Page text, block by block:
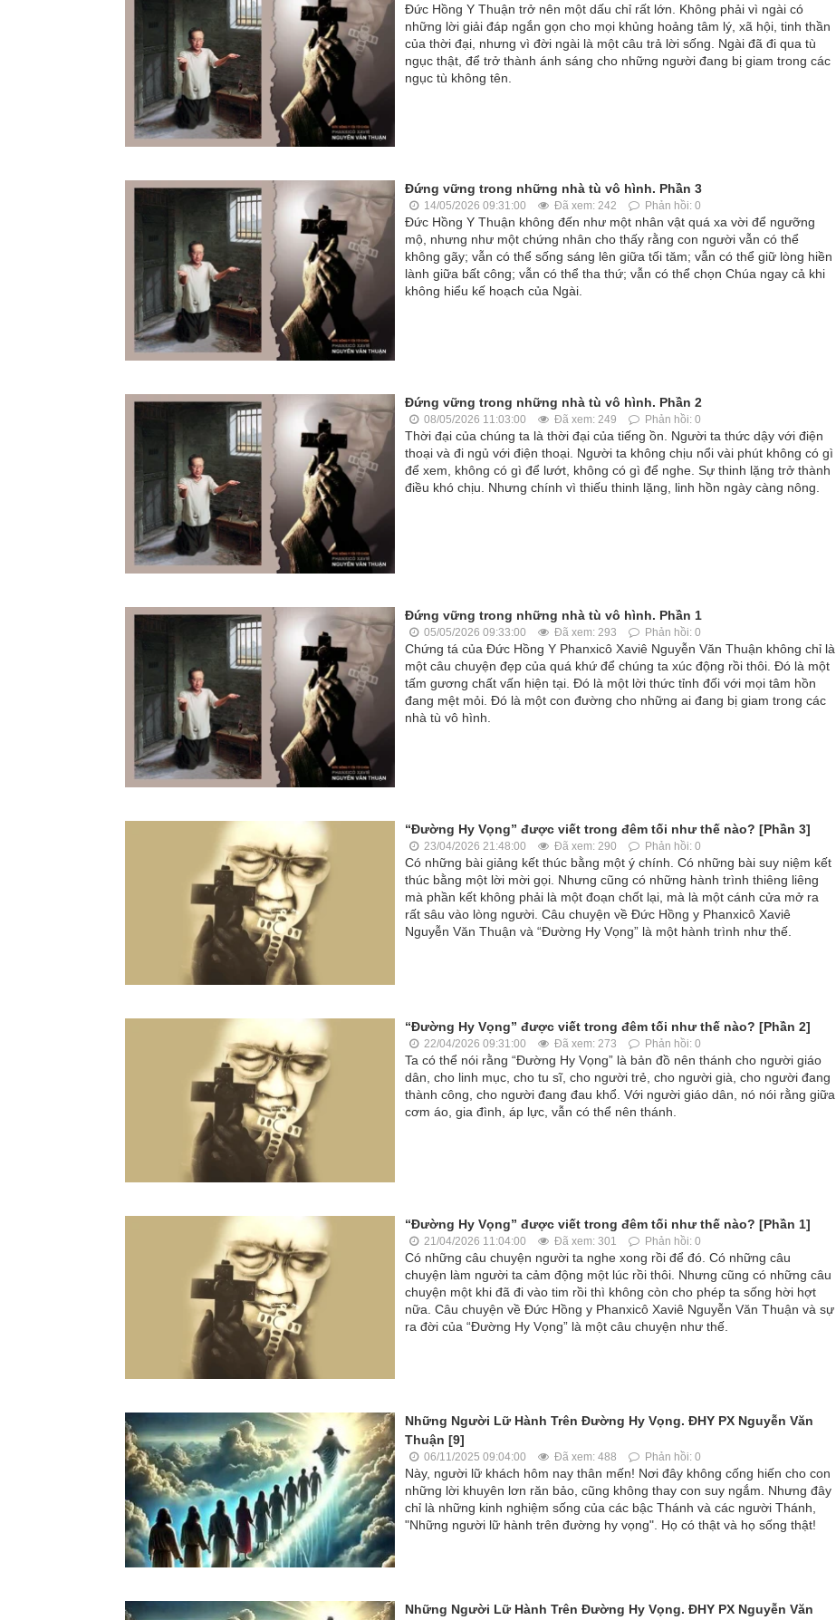
Đức Hồng Y Thuận trở nên một dấu chỉ rất lớn. Không phải vì ngài có
những lời giải đáp ngắn gọn cho mọi khủng hoảng tâm lý, xã hội, tinh thần
của thời đại, nhưng vì đời ngài là một câu trả lời sống. Ngài đã đi qua tù
ngục thật, để trở thành ánh sáng cho những người đang bị giam trong các
ngục tù không tên.
Đứng vững trong những nhà tù vô hình. Phần 3
14/05/2026 09:31:00 Đã xem: 242 Phản hồi: 0
Đức Hồng Y Thuận không đến như một nhân vật quá xa vời để ngưỡng
mộ, nhưng như một chứng nhân cho thấy rằng con người vẫn có thể
không gãy; vẫn có thể sống sáng lên giữa tối tăm; vẫn có thể giữ lòng hiền
lành giữa bất công; vẫn có thể tha thứ; vẫn có thể chọn Chúa ngay cả khi
không hiểu kế hoạch của Ngài.
Đứng vững trong những nhà tù vô hình. Phần 2
08/05/2026 11:03:00 Đã xem: 249 Phản hồi: 0
Thời đại của chúng ta là thời đại của tiếng ồn. Người ta thức dậy với điện
thoại và đi ngủ với điện thoại. Người ta không chịu nổi vài phút không có gì
để xem, không có gì để lướt, không có gì để nghe. Sự thinh lặng trở thành
điều khó chịu. Nhưng chính vì thiếu thinh lặng, linh hồn ngày càng nông.
Đứng vững trong những nhà tù vô hình. Phần 1
05/05/2026 09:33:00 Đã xem: 293 Phản hồi: 0
Chứng tá của Đức Hồng Y Phanxicô Xaviê Nguyễn Văn Thuận không chỉ là
một câu chuyện đẹp của quá khứ để chúng ta xúc động rồi thôi. Đó là một
tấm gương chất vấn hiện tại. Đó là một lời thức tỉnh đối với mọi tâm hồn
đang mệt mỏi. Đó là một con đường cho những ai đang bị giam trong các
nhà tù vô hình.
“Đường Hy Vọng” được viết trong đêm tối như thế nào? [Phần 3]
23/04/2026 21:48:00 Đã xem: 290 Phản hồi: 0
Có những bài giảng kết thúc bằng một ý chính. Có những bài suy niệm kết
thúc bằng một lời mời gọi. Nhưng cũng có những hành trình thiêng liêng
mà phần kết không phải là một đoạn chốt lại, mà là một cánh cửa mở ra
rất sâu vào lòng người. Câu chuyện về Đức Hồng y Phanxicô Xaviê
Nguyễn Văn Thuận và “Đường Hy Vọng” là một hành trình như thế.
“Đường Hy Vọng” được viết trong đêm tối như thế nào? [Phần 2]
22/04/2026 09:31:00 Đã xem: 273 Phản hồi: 0
Ta có thể nói rằng “Đường Hy Vọng” là bản đồ nên thánh cho người giáo
dân, cho linh mục, cho tu sĩ, cho người trẻ, cho người già, cho người đang
thành công, cho người đang đau khổ. Với người giáo dân, nó nói rằng giữa
cơm áo, gia đình, áp lực, vẫn có thể nên thánh.
“Đường Hy Vọng” được viết trong đêm tối như thế nào? [Phần 1]
21/04/2026 11:04:00 Đã xem: 301 Phản hồi: 0
Có những câu chuyện người ta nghe xong rồi để đó. Có những câu
chuyện làm người ta cảm động một lúc rồi thôi. Nhưng cũng có những câu
chuyện một khi đã đi vào tim rồi thì không còn cho phép ta sống hời hợt
nữa. Câu chuyện về Đức Hồng y Phanxicô Xaviê Nguyễn Văn Thuận và sự
ra đời của “Đường Hy Vọng” là một câu chuyện như thế.
Những Người Lữ Hành Trên Đường Hy Vọng. ĐHY PX Nguyễn Văn
Thuận [9]
06/11/2025 09:04:00 Đã xem: 488 Phản hồi: 0
Này, người lữ khách hôm nay thân mến! Nơi đây không cống hiến cho con
những lời khuyên lơn răn bảo, cũng không thay con suy ngắm. Nhưng đây
chỉ là những kinh nghiệm sống của các bậc Thánh và các người Thánh,
"Những người lữ hành trên đường hy vọng". Họ có thật và họ sống thật!
Những Người Lữ Hành Trên Đường Hy Vọng. ĐHY PX Nguyễn Văn